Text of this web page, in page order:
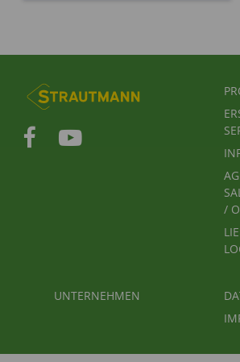
/
FUSSBEREICH 2
UNTERNEHMEN